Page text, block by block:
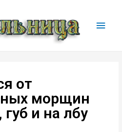
от
морщин
губ и на лбу